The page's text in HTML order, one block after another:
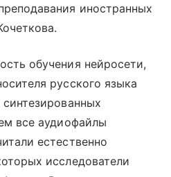
иностранных
обучения нейросети,
русского языка
все аудиофайлы
естественно
исследователи